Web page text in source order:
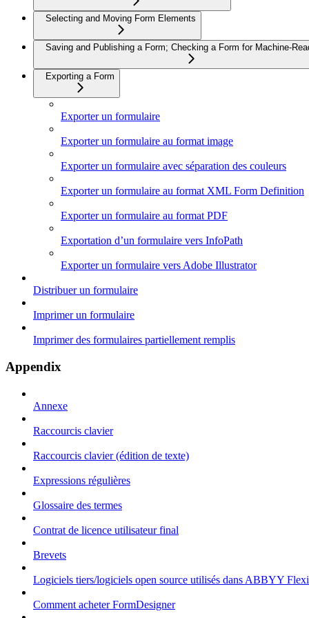
Selecting and Moving Form Elements
Saving and Publishing a Form; Checking a Form for Machine-
Exporting a Form
Exporter un formulaire
Exporter un formulaire au format image
Exporter un formulaire avec séparation des couleurs
Exporter un formulaire au format XML Form Definition
Exporter un formulaire au format PDF
Exportation d’un formulaire vers InfoPath
Exporter un formulaire vers Adobe Illustrator
Distribuer un formulaire
Imprimer un formulaire
Imprimer des formulaires partiellement remplis
Appendix
Annexe
Raccourcis clavier
Raccourcis clavier (édition de texte)
Expressions régulières
Glossaire des termes
Contrat de licence utilisateur final
Brevets
Logiciels tiers/logiciels open source utilisés dans ABBYY
Comment acheter FormDesigner